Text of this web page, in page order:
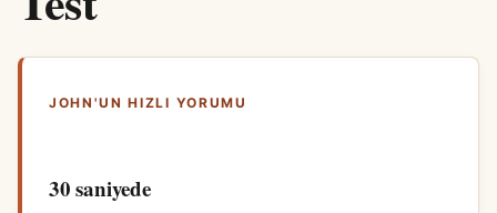
JOHN'UN HIZLI YORUMU
30 saniyede